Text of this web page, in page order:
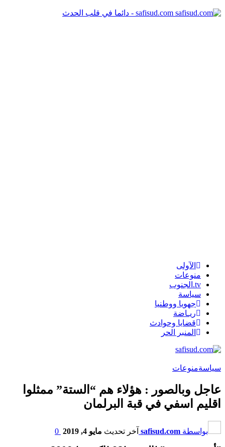
safisud.com - دائما في قلب الحدث
الآولى
منوعات
tv.الجنوب
سياسة
جهويا ووطنيا
ريـاضة
قضايا وحوادث
المنبر الحر
سياسةمنوعات
عاجل وبالصور : هؤلاء هم “الستة” ممثلوا
اقليم اسفي في قبة البرلمان
بواسطة safisud.com آخر تحديث مايو 4, 2019